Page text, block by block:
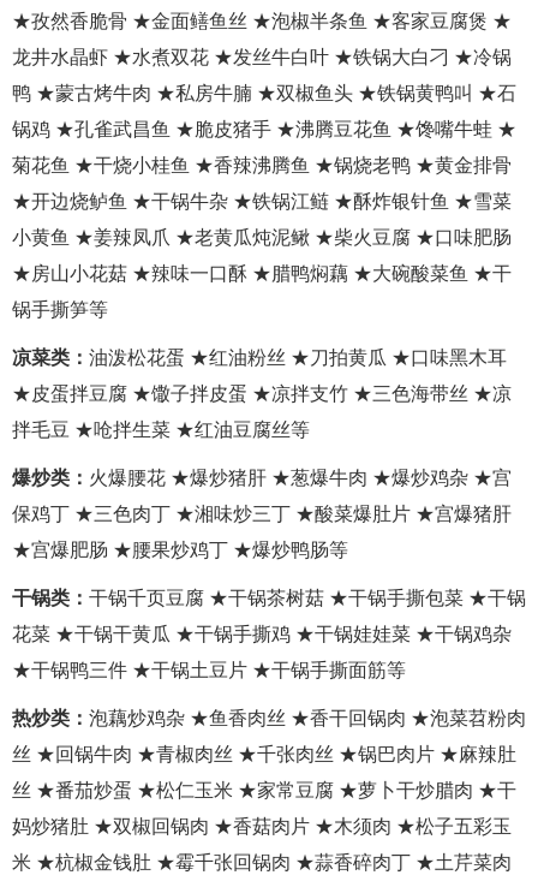
★孜然香脆骨 ★金面鳝鱼丝 ★泡椒半条鱼 ★客家豆腐煲 ★
龙井水晶虾 ★水煮双花 ★发丝牛白叶 ★铁锅大白刁 ★冷锅
鸭 ★蒙古烤牛肉 ★私房牛腩 ★双椒鱼头 ★铁锅黄鸭叫 ★石
锅鸡 ★孔雀武昌鱼 ★脆皮猪手 ★沸腾豆花鱼 ★馋嘴牛蛙 ★
菊花鱼 ★干烧小桂鱼 ★香辣沸腾鱼 ★锅烧老鸭 ★黄金排骨
★开边烧鲈鱼 ★干锅牛杂 ★铁锅江鲢 ★酥炸银针鱼 ★雪菜
小黄鱼 ★姜辣凤爪 ★老黄瓜炖泥鳅 ★柴火豆腐 ★口味肥肠
★房山小花菇 ★辣味一口酥 ★腊鸭焖藕 ★大碗酸菜鱼 ★干
锅手撕笋等
凉菜类： 油泼松花蛋 ★红油粉丝 ★刀拍黄瓜 ★口味黑木耳
★皮蛋拌豆腐 ★馓子拌皮蛋 ★凉拌支竹 ★三色海带丝 ★凉
拌毛豆 ★呛拌生菜 ★红油豆腐丝等
爆炒类： 火爆腰花 ★爆炒猪肝 ★葱爆牛肉 ★爆炒鸡杂 ★宫
保鸡丁 ★三色肉丁 ★湘味炒三丁 ★酸菜爆肚片 ★宫爆猪肝
★宫爆肥肠 ★腰果炒鸡丁 ★爆炒鸭肠等
干锅类： 干锅千页豆腐 ★干锅茶树菇 ★干锅手撕包菜 ★干锅
花菜 ★干锅干黄瓜 ★干锅手撕鸡 ★干锅娃娃菜 ★干锅鸡杂
★干锅鸭三件 ★干锅土豆片 ★干锅手撕面筋等
热炒类： 泡藕炒鸡杂 ★鱼香肉丝 ★香干回锅肉 ★泡菜苕粉肉
丝 ★回锅牛肉 ★青椒肉丝 ★千张肉丝 ★锅巴肉片 ★麻辣肚
丝 ★番茄炒蛋 ★松仁玉米 ★家常豆腐 ★萝卜干炒腊肉 ★干
妈炒猪肚 ★双椒回锅肉 ★香菇肉片 ★木须肉 ★松子五彩玉
米 ★杭椒金钱肚 ★霉千张回锅肉 ★蒜香碎肉丁 ★土芹菜肉